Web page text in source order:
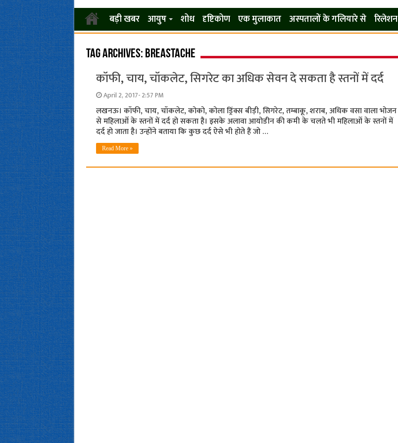
बड़ी खबर आयुष शोध दृष्टिकोण एक मुलाकात अस्पतालों के गलियारे से रिलेशन
Tag Archives: breastache
कॉफी, चाय, चॉकलेट, सिगरेट का अधिक सेवन दे सकता है स्तनों में दर्द
April 2, 2017- 2:57 PM
लखनऊ। कॉफी, चाय, चॉकलेट, कोको, कोला ड्रिंक्स बीड़ी, सिगरेट, तम्बाकू, शराब, अधिक वसा वाला भोजन
से महिलाओंं के स्तनों में दर्द हो सकता है। इसके अलावा आयोडीन की कमी के चलते भी महिलाओं के स्तनों में
दर्द हो जाता है। उन्होंने बताया कि कुछ दर्द ऐसे भी होते हैं जो …
Read More »